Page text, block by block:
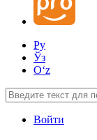
Ру
Ўз
Oʻz
Войти